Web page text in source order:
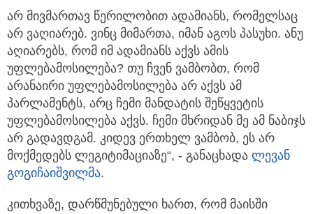
არ მივმართავ წერილობით ადამიანს, რომელსაც
არ ვაღიარებ. ვინც მიმართა, იმან აგოს პასუხი. ანუ
აღიარებს, რომ იმ ადამიანს აქვს ამის
უფლებამოსილება? თუ ჩვენ ვამბობთ, რომ
არანაირი უფლებამოსილება არ აქვს ამ
პარლამენტს, არც ჩემი მანდატის შეწყვეტის
უფლებამოსილება აქვს. ჩემი მხრიდან მე ამ ნაბიჯს
არ გადავდგამ. კიდევ ერთხელ ვამბობ, ეს არ
მოქმედებს ლეგიტიმაციაზე“, - განაცხადა ლევან
გოგიჩაიშვილმა.
კითხვაზე, დარწმუნებული ხართ, რომ მაისში